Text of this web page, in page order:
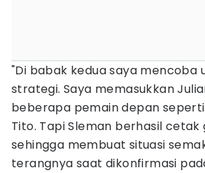
"Di babak kedua saya mencoba
strategi. Saya memasukkan
beberapa pemain depan seperti
Tito. Tapi Sleman berhasil cetak
sehingga membuat situasi
terangnya saat dikonfirmasi